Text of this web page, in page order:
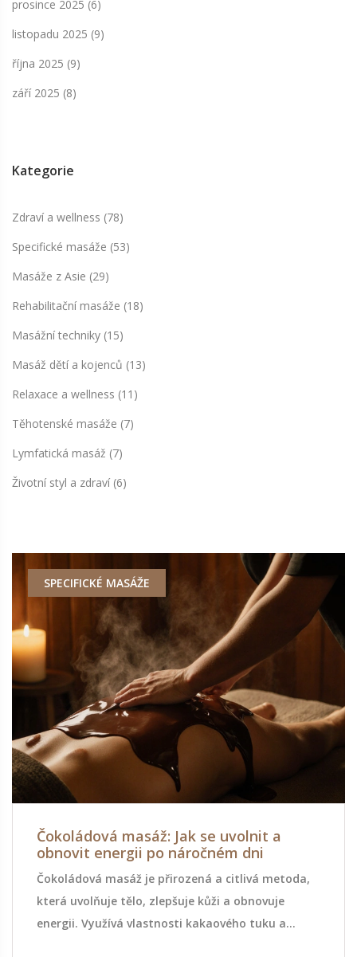
prosince 2025 (6)
listopadu 2025 (9)
října 2025 (9)
září 2025 (8)
Kategorie
Zdraví a wellness (78)
Specifické masáže (53)
Masáže z Asie (29)
Rehabilitační masáže (18)
Masážní techniky (15)
Masáž dětí a kojenců (13)
Relaxace a wellness (11)
Těhotenské masáže (7)
Lymfatická masáž (7)
Životní styl a zdraví (6)
SPECIFICKÉ MASÁŽE
Čokoládová masáž: Jak se uvolnit a
obnovit energii po náročném dni
Čokoládová masáž je přirozená a citlivá metoda,
která uvolňuje tělo, zlepšuje kůži a obnovuje
energii. Využívá vlastnosti kakaového tuku a